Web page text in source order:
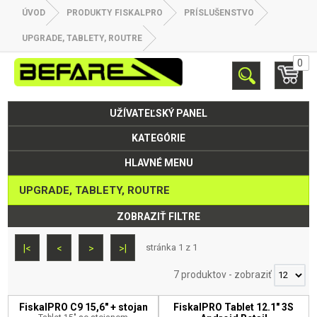
ÚVOD PRODUKTY FISKALPRO PRÍSLUŠENSTVO
UPGRADE, TABLETY, ROUTRE
0
UŽÍVATEĽSKÝ PANEL
KATEGÓRIE
HLAVNÉ MENU
UPGRADE, TABLETY, ROUTRE
ZOBRAZIŤ FILTRE
|< < > >| stránka 1 z 1
7 produktov- zobraziť
FiskalPRO C9 15,6" + stojan
FiskalPRO Tablet 12.1" 3S